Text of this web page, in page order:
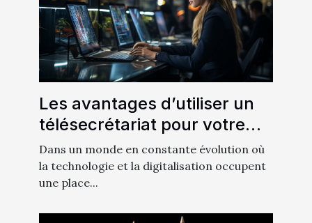
Les avantages d’utiliser un
télésecrétariat pour votre
entreprise
Dans un monde en constante évolution où
la technologie et la digitalisation occupent
une place...